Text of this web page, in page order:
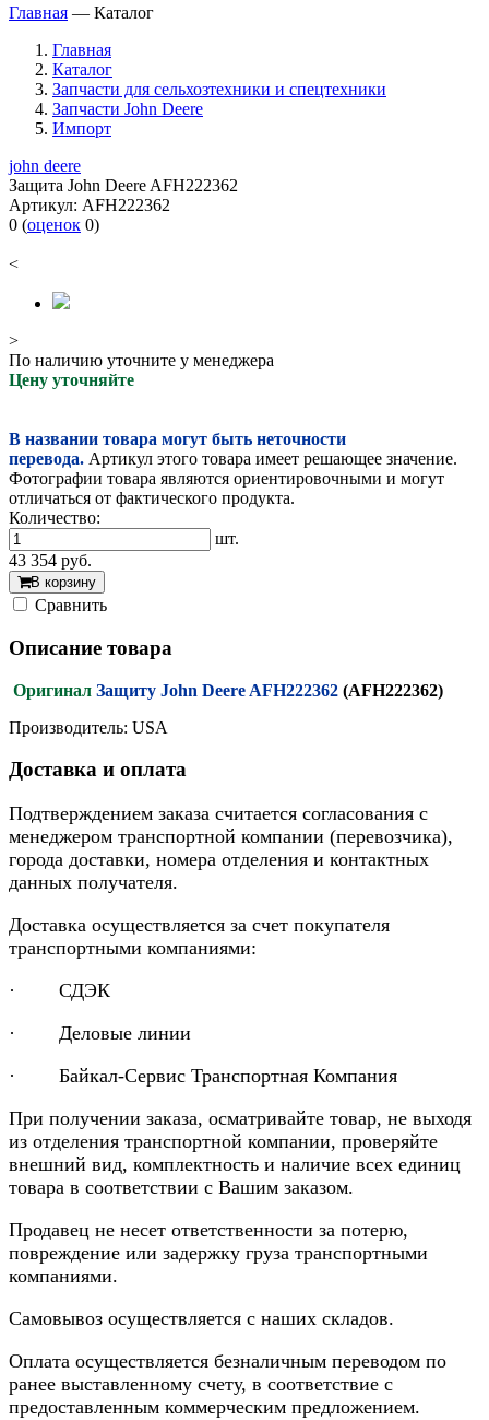
Главная — Каталог
Главная
Каталог
Запчасти для сельхозтехники и спецтехники
Запчасти John Deere
Импорт
john deere
Защита John Deere AFH222362
Артикул: AFH222362
0 (оценок 0)
<
>
По наличию уточните у менеджера
Цену уточняйте
В названии товара могут быть неточности
перевода. Артикул этого товара имеет решающее значение.
Фотографии товара являются ориентировочными и могут
отличаться от фактического продукта.
Количество:
шт.
43 354 руб.
В корзину
Cравнить
Описание товара
Оригинал Защиту John Deere AFH222362 (AFH222362)
Производитель: USA
Доставка и оплата
Подтверждением заказа считается согласования с
менеджером транспортной компании (перевозчика),
города доставки, номера отделения и контактных
данных получателя.
Доставка осуществляется за счет покупателя
транспортными компаниями:
· СДЭК
· Деловые линии
· Байкал-Сервис Транспортная Компания
При получении заказа, осматривайте товар, не выходя
из отделения транспортной компании, проверяйте
внешний вид, комплектность и наличие всех единиц
товара в соответствии с Вашим заказом.
Продавец не несет ответственности за потерю,
повреждение или задержку груза транспортными
компаниями.
Самовывоз осуществляется с наших складов.
Оплата осуществляется безналичным переводом по
ранее выставленному счету, в соответствие с
предоставленным коммерческим предложением.